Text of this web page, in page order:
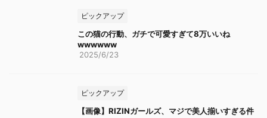
ピックアップ
この猫の行動、ガチで可愛すぎて8万いいね
wwwwww
2025/6/23
ピックアップ
【画像】RIZINガールズ、マジで美人揃いすぎる件